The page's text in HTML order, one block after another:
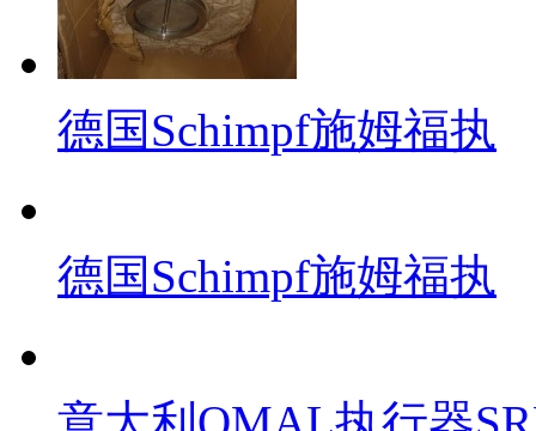
德国Schimpf施姆福执
德国Schimpf施姆福执